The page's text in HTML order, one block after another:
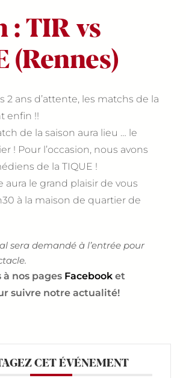
: TIR vs
(Rennes)
2 ans d’attente, les matchs de la
enfin !!
de la saison aura lieu … le
! Pour l’occasion, nous avons
de la TIQUE !
aura le grand plaisir de vous
à la maison de quartier de
sera demandé à l’entrée pour
nos pages Facebook et
suivre notre actualité!
CET ÉVÉNEMENT